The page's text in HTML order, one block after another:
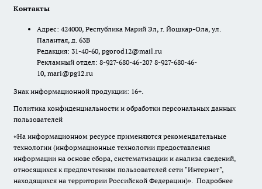
Контакты
Адрес: 424000, Республика Марий Эл, г. Йошкар-Ола, ул.
Палантая, д. 63В
Редакция: 31-40-60, pgorod12@mail.ru
Рекламный отдел: 8-927-680-46-20? 8-927-680-46-
10, mari@pg12.ru
Знак информационной продукции: 16+.
Политика конфиденциальности и обработки персональных данных
пользователей
«На информационном ресурсе применяются рекомендательные
технологии (информационные технологии предоставления
информации на основе сбора, систематизации и анализа сведений,
относящихся к предпочтениям пользователей сети "Интернет",
находящихся на территории Российской Федерации)». Подробнее